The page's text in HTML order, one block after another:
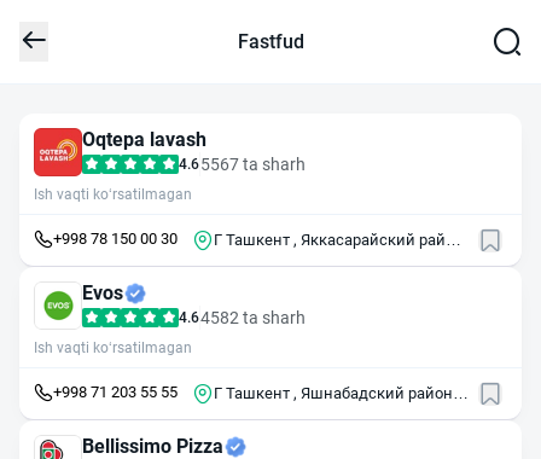
Fastfud
Oqtepa lavash
4.65567 ta sharh
Ish vaqti ko‘rsatilmagan
+998 78 150 00 30
Г Ташкент , Яккасарайский район
Evos
4.64582 ta sharh
Ish vaqti ko‘rsatilmagan
+998 71 203 55 55
Г Ташкент , Яшнабадский район ,
Bellissimo Pizza